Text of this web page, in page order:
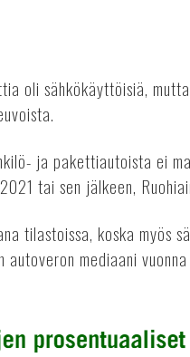
oli sähkökäyttöisiä, mutta
ja pakettiautoista ei
tai sen jälkeen,
tilastoissa, koska myös
mediaani